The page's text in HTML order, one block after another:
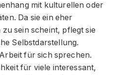
mit kulturellen oder
Da sie ein eher
sein scheint, pflegt sie
Selbstdarstellung.
für sich sprechen.
für viele interessant,